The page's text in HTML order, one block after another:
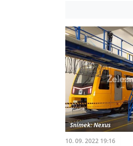
10. 09. 2022 19:16